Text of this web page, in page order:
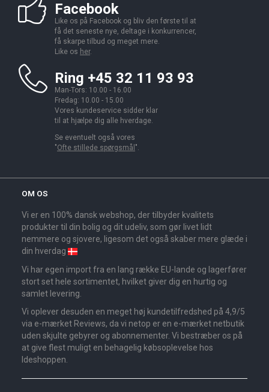
Facebook
Like os på Facebook og bliv den første til at
få det seneste nye, deltage i konkurrencer,
få skarpe tilbud og meget mere.
Like os her.
Ring +45 32 11 93 93
Man-Tors: 10.00 - 16.00
Fredag: 10.00 - 15.00
Vores kundeservice sidder klar
til at hjælpe dig alle hverdage.
Se eventuelt også vores
"Ofte stillede spørgsmål ".
OM OS
Vi er en 100% dansk webshop, der tilbyder kvalitets
produkter til din bolig og dit udeliv, som gør livet lidt
nemmere og sjovere, ligesom det også skaber mere glæde i
din hverdag
Vi har egen import fra en lang række EU-lande og lagerfører
stort set hele sortimentet, hvilket giver dig en hurtig og
samlet levering.
Vi oplever desuden en meget høj kundetilfredshed på 4,9/5
via e-mærket Reviews, da vi netop er en e-mærket netbutik
uden skjulte gebyrer og abonnementer. Vi bestræber os på
at give flest muligt en behagelig købsoplevelse hos
Ideshoppen.